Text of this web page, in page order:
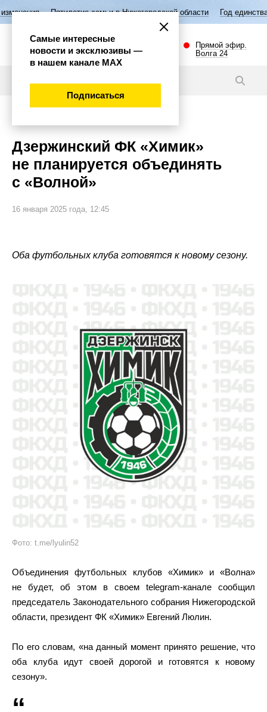
семьи в Нижегородской области Год единства народов России
Прямой эфир.
Волга 24
Дзержинский ФК «Химик»
не планируется объединять
с «Волной»
16 января 2025 года, 12:45
Оба футбольных клуба готовятся к новому сезону.
Фото: t.me/lyulin52
Объединения футбольных клубов «Химик» и «Волна»
не будет, об этом в своем telegram-канале сообщил
председатель Законодательного собрания Нижегородской
области, президент ФК «Химик» Евгений Люлин.
По его словам, «на данный момент принято решение, что
оба клуба идут своей дорогой и готовятся к новому
сезону».
Самые интересные
новости и эксклюзивы —
в нашем канале МАХ
Подписаться